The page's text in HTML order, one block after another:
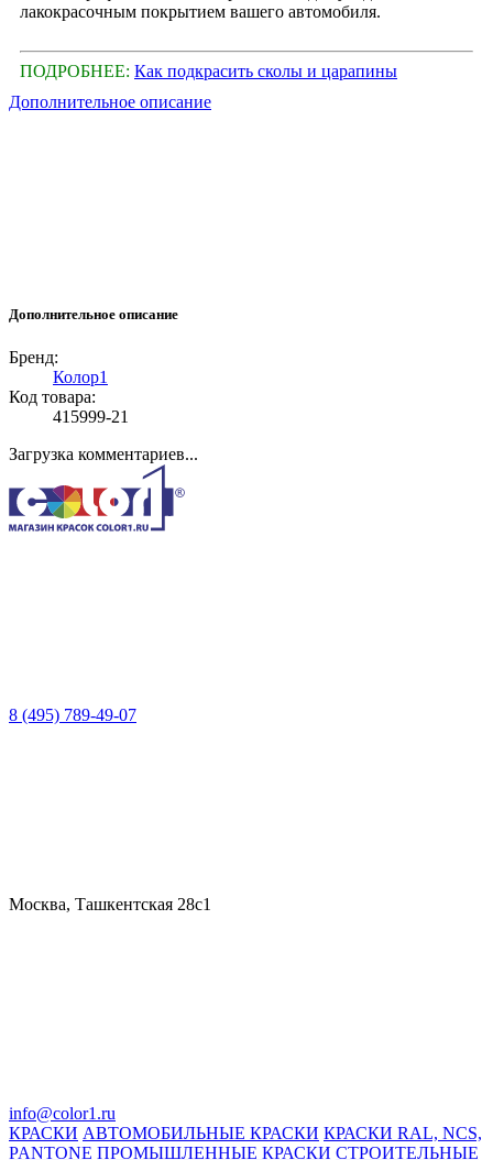
лакокрасочным покрытием вашего автомобиля.
ПОДРОБНЕЕ: Как подкрасить сколы и царапины
Дополнительное описание
Дополнительное описание
Бренд:
Колор1
Код товара:
415999-21
Загрузка комментариев...
8 (495) 789-49-07
Москва, Ташкентская 28с1
info@color1.ru
КРАСКИ АВТОМОБИЛЬНЫЕ КРАСКИ КРАСКИ RAL, NCS,
PANTONE ПРОМЫШЛЕННЫЕ КРАСКИ СТРОИТЕЛЬНЫЕ